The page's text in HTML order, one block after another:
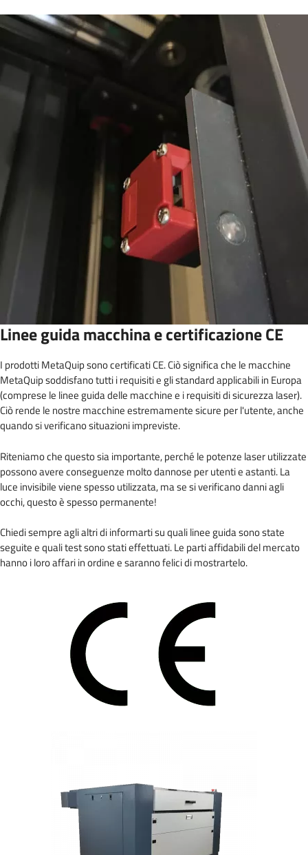
Linee guida macchina e certificazione CE
I prodotti MetaQuip sono certificati CE. Ciò significa che le macchine
MetaQuip soddisfano tutti i requisiti e gli standard applicabili in Europa
(comprese le linee guida delle macchine e i requisiti di sicurezza laser).
Ciò rende le nostre macchine estremamente sicure per l'utente, anche
quando si verificano situazioni impreviste.
Riteniamo che questo sia importante, perché le potenze laser utilizzate
possono avere conseguenze molto dannose per utenti e astanti. La
luce invisibile viene spesso utilizzata, ma se si verificano danni agli
occhi, questo è spesso permanente!
Chiedi sempre agli altri di informarti su quali linee guida sono state
seguite e quali test sono stati effettuati. Le parti affidabili del mercato
hanno i loro affari in ordine e saranno felici di mostrartelo.